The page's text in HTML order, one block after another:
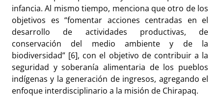
infancia. Al mismo tiempo, menciona que otro de los
objetivos es “fomentar acciones centradas en el
desarrollo de actividades productivas, de
conservación del medio ambiente y de la
biodiversidad” [6], con el objetivo de contribuir a la
seguridad y soberanía alimentaria de los pueblos
indígenas y la generación de ingresos, agregando el
enfoque interdisciplinario a la misión de Chirapaq.